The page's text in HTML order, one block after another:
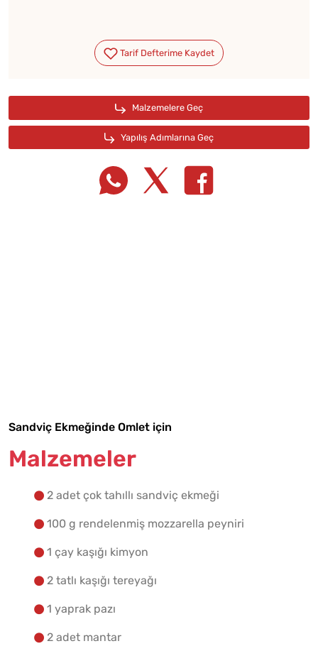
Sandviç Ekmeğinde Omlet için
Malzemeler
2 adet çok tahıllı sandviç ekmeği
100 g rendelenmiş mozzarella peyniri
1 çay kaşığı kimyon
2 tatlı kaşığı tereyağı
1 yaprak pazı
2 adet mantar